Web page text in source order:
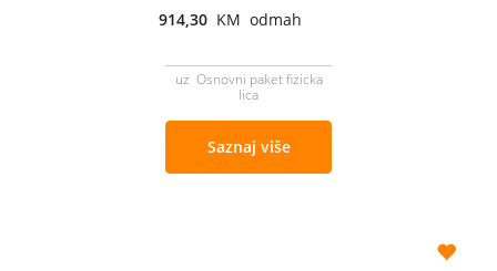
914,30 KM odmah
uz Osnovni paket fizicka
lica
Saznaj više